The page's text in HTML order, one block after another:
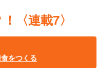
〈連載7〉
をつくる